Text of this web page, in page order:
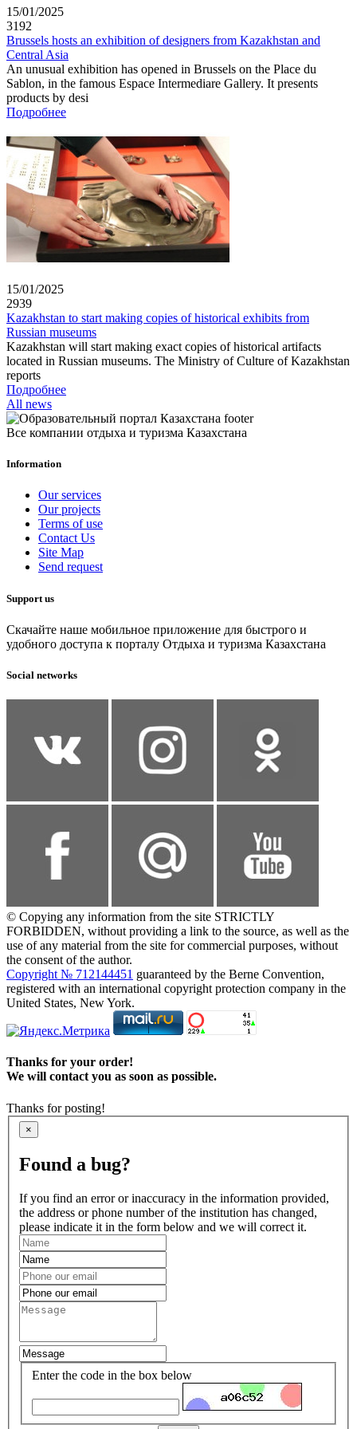
15/01/2025
3192
Brussels hosts an exhibition of designers from Kazakhstan and
Central Asia
An unusual exhibition has opened in Brussels on the Place du
Sablon, in the famous Espace Intermediare Gallery. It presents
products by desi
Подробнее
15/01/2025
2939
Kazakhstan to start making copies of historical exhibits from
Russian museums
Kazakhstan will start making exact copies of historical artifacts
located in Russian museums. The Ministry of Culture of Kazakhstan
reports
Подробнее
All news
Все компании отдыха и туризма Казахстана
Information
Our services
Our projects
Terms of use
Contact Us
Site Map
Send request
Support us
Скачайте наше мобильное приложение для быстрого и
удобного доступа к порталу Отдыха и туризма Казахстана
Social networks
© Copying any information from the site STRICTLY
FORBIDDEN, without providing a link to the source, as well as the
use of any material from the site for commercial purposes, without
the consent of the author.
Copyright № 712144451 guaranteed by the Berne Convention,
registered with an international copyright protection company in the
United States, New York.
Thanks for your order!
We will contact you as soon as possible.
Thanks for posting!
×
Found a bug?
If you find an error or inaccuracy in the information provided,
the address or phone number of the institution has changed,
please indicate it in the form below and we will correct it.
Enter the code in the box below